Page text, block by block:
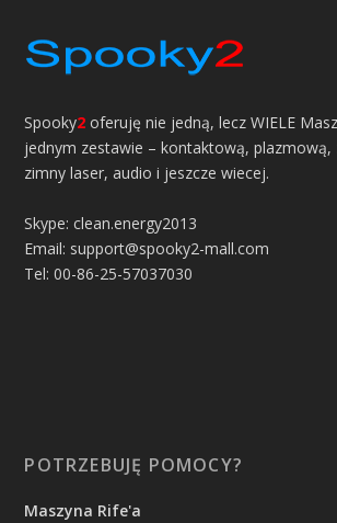
Spooky2 oferuję nie jedną, lecz WIELE
jednym zestawie – kontaktową, plazmową,
zimny laser, audio i jeszcze wiecej.
Skype: clean.energy2013
Email: support@spooky2-mall.com
Tel: 00-86-25-57037030
POTRZEBUJĘ POMOCY?
Maszyna Rife'a